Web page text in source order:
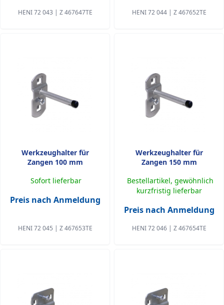
HENI 72 043 | Z 467647TE HENI 72 044 | Z 467652TE
Werkzeughalter für
Zangen 100 mm
Sofort lieferbar
Preis nach Anmeldung
HENI 72 045 | Z 467653TE
Werkzeughalter für
Zangen 150 mm
Bestellartikel, gewöhnlich
kurzfristig lieferbar
Preis nach Anmeldung
HENI 72 046 | Z 467654TE